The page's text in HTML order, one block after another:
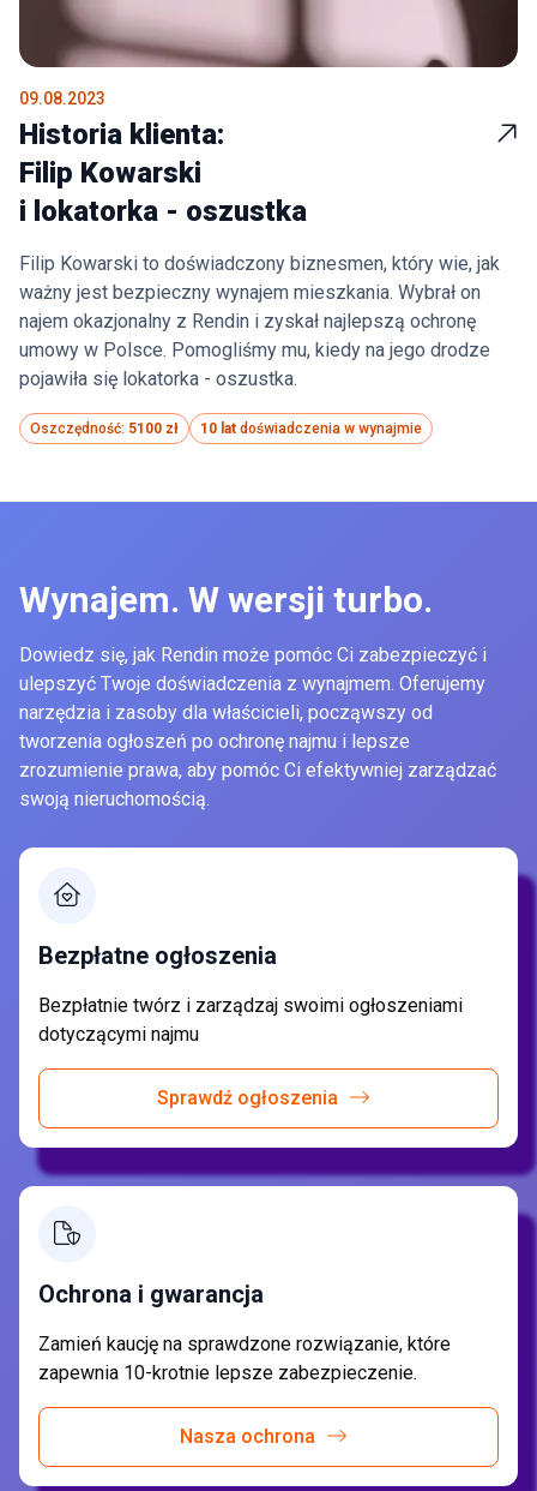
09.08.2023
Historia klienta:
Filip Kowarski
i lokatorka - oszustka
Filip Kowarski to doświadczony biznesmen, który wie, jak
ważny jest bezpieczny wynajem mieszkania. Wybrał on
najem okazjonalny z Rendin i zyskał najlepszą ochronę
umowy w Polsce. Pomogliśmy mu, kiedy na jego drodze
pojawiła się lokatorka - oszustka.
Oszczędność: 5100 zł 10 lat doświadczenia w wynajmie
Wynajem. W wersji turbo.
Dowiedz się, jak Rendin może pomóc Ci zabezpieczyć i
ulepszyć Twoje doświadczenia z wynajmem. Oferujemy
narzędzia i zasoby dla właścicieli, począwszy od
tworzenia ogłoszeń po ochronę najmu i lepsze
zrozumienie prawa, aby pomóc Ci efektywniej zarządzać
swoją nieruchomością.
Bezpłatne ogłoszenia
Bezpłatnie twórz i zarządzaj swoimi ogłoszeniami
dotyczącymi najmu
Sprawdź ogłoszenia
Ochrona i gwarancja
Zamień kaucję na sprawdzone rozwiązanie, które
zapewnia 10-krotnie lepsze zabezpieczenie.
Nasza ochrona